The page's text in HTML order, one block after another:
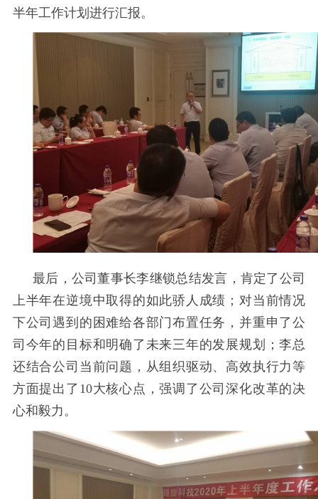
半年工作计划进行汇报。
最后，公司董事长李继锁总结发言，肯定了公司
上半年在逆境中取得的如此骄人成绩；对当前情况
下公司遇到的困难给各部门布置任务，并重申了公
司今年的目标和明确了未来三年的发展规划；李总
还结合公司当前问题，从组织驱动、高效执行力等
方面提出了 10大核心点，强调了公司深化改革的决
心和毅力。